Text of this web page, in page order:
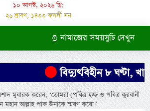
১০ আগস্ট, ২০২৬ খ্রি:
২৬ শ্রাবণ, ১৪৩৩ ফসলী সন
নামাজের সময়সুচি দেখুন
বিদ্যুৎবিহীন ৮ ঘণ্টা,
মুবারক করেন, ‘তোমরা (পবিত্র হজ্জ ও পবিত্র কুরবানী
মহান আল্লাহ পাক উনাকে স্মরণ করো।’